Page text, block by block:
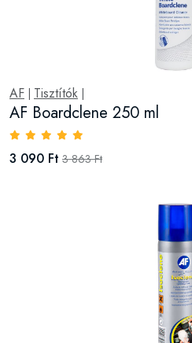
AF Tisztítók
AF Boardclene 250 ml
3 090 Ft 3 863 Ft